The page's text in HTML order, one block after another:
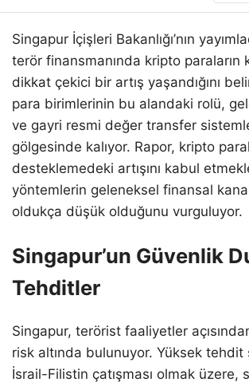
Singapur İçişleri Bakanlığı’nın
terör finansmanında kripto paraların
dikkat çekici bir artış yaşandığını
para birimlerinin bu alandaki rolü,
ve gayri resmi değer transfer
gölgesinde kalıyor. Rapor, kripto
desteklemedeki artışını kabul
yöntemlerin geleneksel finansal
oldukça düşük olduğunu vurguluyor.
Singapur’un Güvenlik
Tehditler
Singapur, terörist faaliyetler
risk altında bulunuyor. Yüksek
İsrail-Filistin çatışması olmak üzere,